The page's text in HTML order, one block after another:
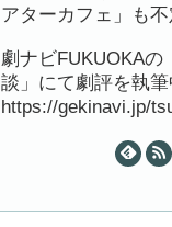
アターカフェ」も
劇ナビFUKUOKAの
談」にて劇評を執筆
https://gekinavi.jp/